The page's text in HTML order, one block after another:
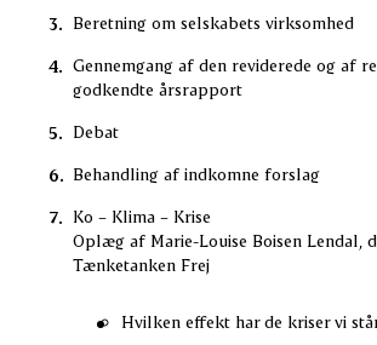
Beretning om selskabets virksomhed
Gennemgang af den reviderede og af
godkendte årsrapport
Debat
Behandling af indkomne forslag
Ko – Klima – Krise
Oplæg af Marie-Louise Boisen Lendal,
Tænketanken Frej
Hvilken effekt har de kriser vi